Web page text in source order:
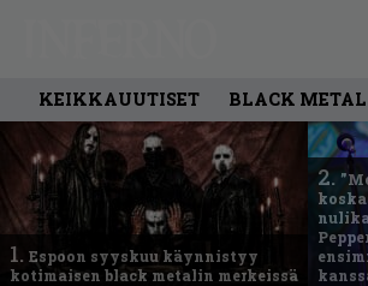
KEIKKAUUTISET BLACK METAL
1. Espoon syyskuu käynnistyy
kotimaisen black metalin merkeissä
2.